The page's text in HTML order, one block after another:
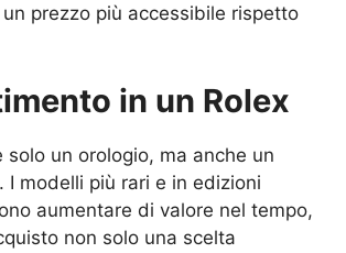
prezzo più accessibile rispetto
in un Rolex
solo un orologio, ma anche un
I modelli più rari e in edizioni
aumentare di valore nel tempo,
non solo una scelta